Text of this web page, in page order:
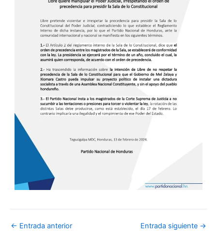
← Entrada anterior Entrada siguiente →